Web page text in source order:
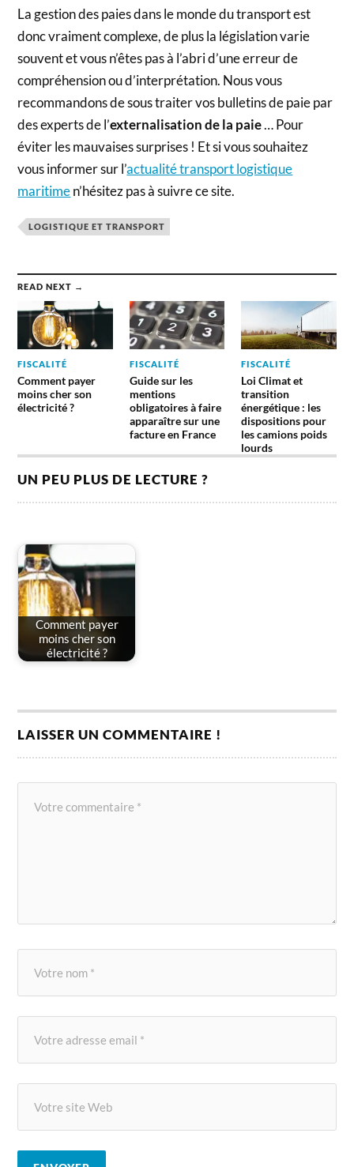
La gestion des paies dans le monde du transport est
donc vraiment complexe, de plus la législation varie
souvent et vous n’êtes pas à l’abri d’une erreur de
compréhension ou d’interprétation. Nous vous
recommandons de sous traiter vos bulletins de paie par
des experts de l’externalisation de la paie… Pour
éviter les mauvaises surprises ! Et si vous souhaitez
vous informer sur l’actualité transport logistique
maritimen’hésitez pas à suivre ce site.
LOGISTIQUE ET TRANSPORT
READ NEXT →
FISCALITÉ
Comment payer
moins cher son
électricité ?
FISCALITÉ
Guide sur les
mentions
obligatoires à faire
apparaître sur une
facture en France
FISCALITÉ
Loi Climat et
transition
énergétique : les
dispositions pour
les camions poids
lourds
UN PEU PLUS DE LECTURE ?
Comment payer
moins cher son
électricité ?
LAISSER UN COMMENTAIRE !